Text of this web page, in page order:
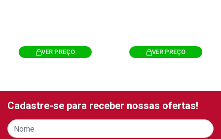
VER PREÇO VER PREÇO
Cadastre-se para receber nossas ofertas!